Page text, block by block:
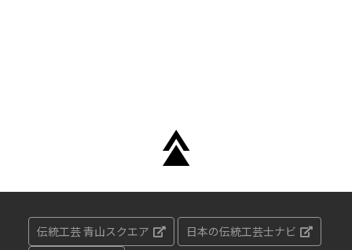
伝統工芸 青山スクエア
日本の伝統工芸士ナビ